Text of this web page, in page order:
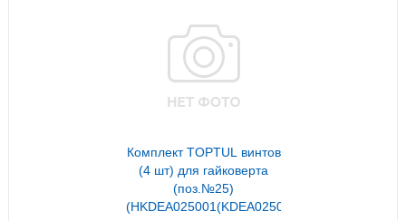
Комплект TOPTUL винтов
(4 шт) для гайковерта
(поз.№25)
(HKDEA025001(KDEA0250))